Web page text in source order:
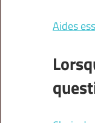
Aides